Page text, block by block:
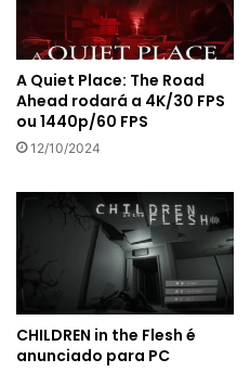
A Quiet Place: The Road
Ahead rodará a 4K/30 FPS
ou 1440p/60 FPS
12/10/2024
CHILDREN in the Flesh é
anunciado para PC